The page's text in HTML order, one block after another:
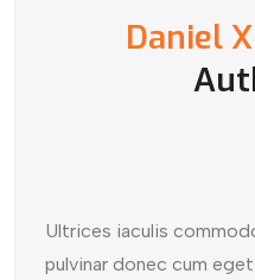
Daniel
Ultrices iaculis
pulvinar donec cum